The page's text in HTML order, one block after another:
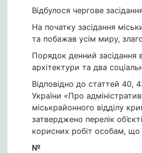
Відбулося чергове
На початку засідання
та побажав усім миру,
Порядок денний засідання
архітектури та два
Відповідно до статтей 40,
України «Про
міськрайонного відділу
затверджено перелік
корисних робіт особам, що
№